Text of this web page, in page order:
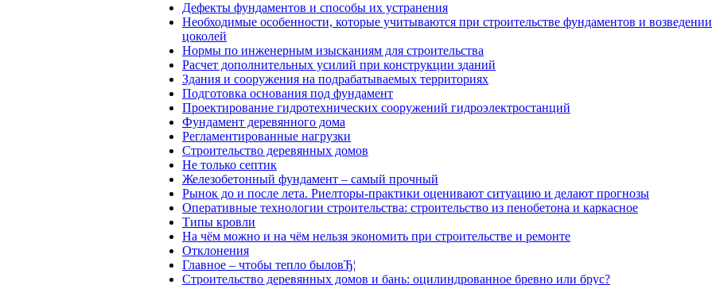
Дефекты фундаментов и способы их устранения
Необходимые особенности, которые учитываются при строительстве фундаментов и возведении
цоколей
Нормы по инженерным изысканиям для строительства
Расчет дополнительных усилий при конструкции зданий
Здания и сооружения на подрабатываемых территориях
Подготовка основания под фундамент
Проектирование гидротехнических сооружений гидроэлектростанций
Фундамент деревянного дома
Регламентированные нагрузки
Строительство деревянных домов
Не только септик
Железобетонный фундамент – самый прочный
Рынок до и после лета. Риелторы-практики оценивают ситуацию и делают прогнозы
Оперативные технологии строительства: строительство из пенобетона и каркасное
Типы крoвли
На чём можно и на чём нельзя экономить при строительстве и ремонте
Отклонения
Главное – чтобы тепло быловЂ¦
Строительство деревянных домов и бань: оцилиндрованное бревно или брус?